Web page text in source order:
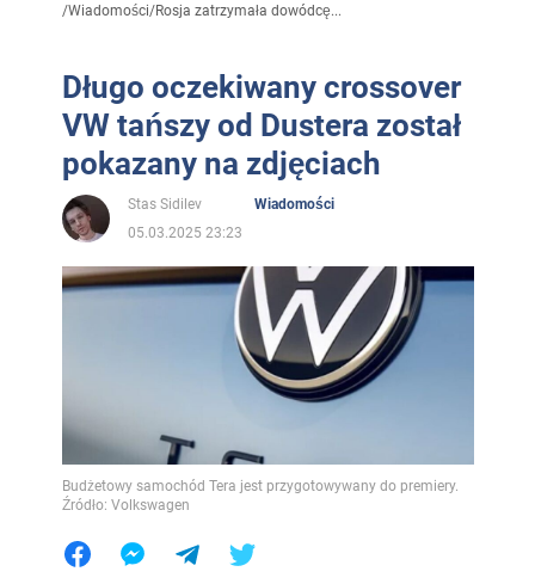
/Wiadomości/Rosja zatrzymała dowódcę...
Długo oczekiwany crossover
VW tańszy od Dustera został
pokazany na zdjęciach
Stas Sidilev
Wiadomości
05.03.2025 23:23
Budżetowy samochód Tera jest przygotowywany do premiery.
Źródło: Volkswagen